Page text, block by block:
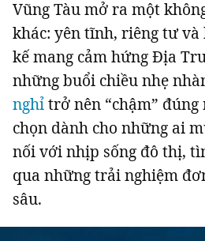
Vũng Tàu mở ra một
khác: yên tĩnh, riêng tư
kế mang cảm hứng Địa
những buổi chiều nhẹ
nghỉtrở nên “chậm”
chọn dành cho những ai
nối với nhịp sống đô thị,
qua những trải nghiệm
sâu.